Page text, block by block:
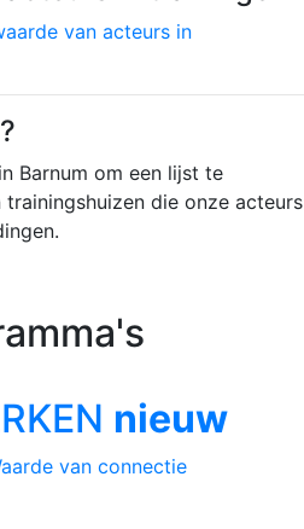
van acteurs in
Barnum om een lijst te
die onze acteurs
nieuw
van connectie